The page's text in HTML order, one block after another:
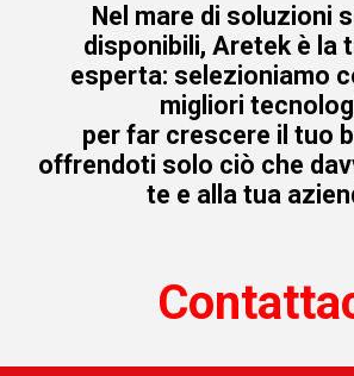
Nel mare di soluzioni
disponibili, Aretek è la
esperta: selezioniamo
migliori
per far crescere il tuo
offrendoti solo ciò che
te e alla tua